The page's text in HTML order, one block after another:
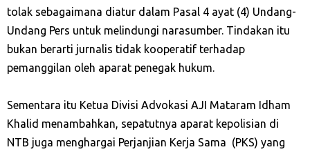
tolak sebagaimana diatur dalam Pasal 4 ayat (4) Undang-
Undang Pers untuk melindungi narasumber. Tindakan itu
bukan berarti jurnalis tidak kooperatif terhadap
pemanggilan oleh aparat penegak hukum.
Sementara itu Ketua Divisi Advokasi AJI Mataram Idham
Khalid menambahkan, sepatutnya aparat kepolisian di
NTB juga menghargai Perjanjian Kerja Sama (PKS) yang